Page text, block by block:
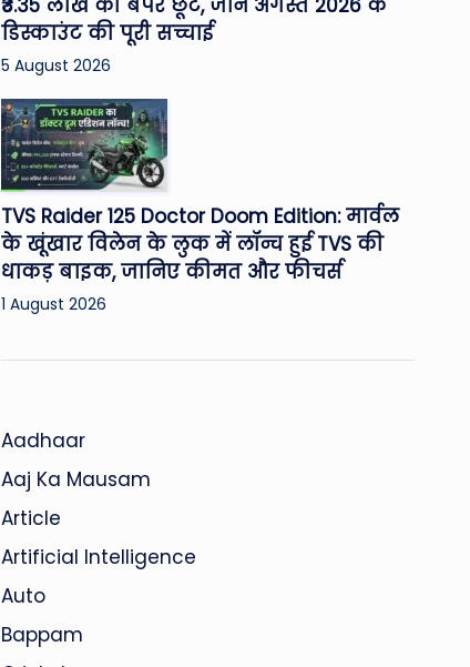
₹3.35 लाख की बंपर छूट, जानें अगस्त 2026 के
डिस्काउंट की पूरी सच्चाई
5 August 2026
TVS Raider 125 Doctor Doom Edition: मार्वल
के खूंखार विलेन के लुक में लॉन्च हुई TVS की
धाकड़ बाइक, जानिए कीमत और फीचर्स
1 August 2026
Aadhaar
Aaj Ka Mausam
Article
Artificial Intelligence
Auto
Bappam